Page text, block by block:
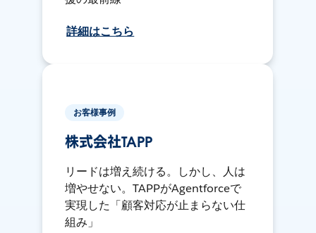
詳細はこちら
お客様事例
株式会社TAPP
リードは増え続ける。しかし、人は
増やせない。TAPPがAgentforceで
実現した「顧客対応が止まらない仕
組み」